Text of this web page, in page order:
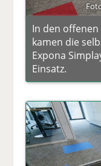
In den
kamen die
Expona
Einsatz.